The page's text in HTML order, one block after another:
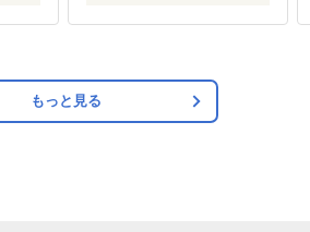
もっと見る